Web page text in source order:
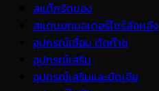
สแต๊กรัดของ
สแตนยกมอเตอร์ไซร์ล้อหลัง
อุปกรณ์เชื่อม ตัดก๊าซ
อุปกรณ์เสริม
อุปกรณ์เสริมและขัดเจีย